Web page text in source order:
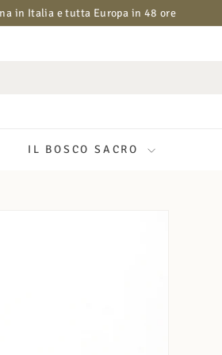
in Italia e tutta Europa in 48 ore
IL BOSCO SACRO